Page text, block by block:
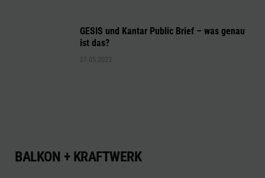
GESIS und Kantar Public Brief – was genau
ist das?
27.05.2023
BALKON + KRAFTWERK